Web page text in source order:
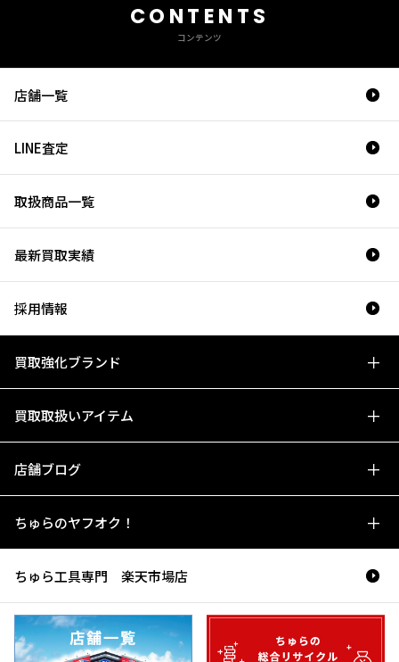
CONTENTS
コンテンツ
店舗一覧
LINE査定
取扱商品一覧
最新買取実績
採用情報
買取強化ブランド
買取取扱いアイテム
店舗ブログ
ちゅらのヤフオク！
ちゅら工具専門 楽天市場店